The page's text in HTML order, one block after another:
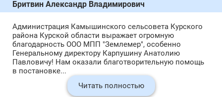
Бритвин Александр Владимирович
Администрация Камышинского сельсовета Курского
района Курской области выражает огромную
благодарность ООО МПП "Землемер", особенно
Генеральному директору Карпушину Анатолию
Павловичу! Нам оказали благотворительную помощь
в постановке...
Читать полностью